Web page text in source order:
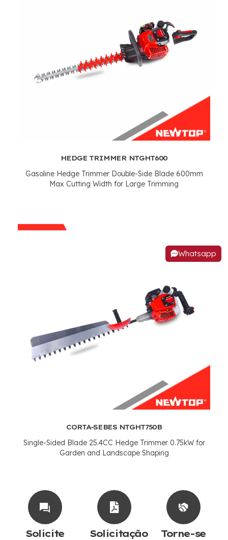
HEDGE TRIMMER NTGHT600
Gasoline Hedge Trimmer Double-Side Blade 600mm
Max Cutting Width for Large Trimming
CORTA-SEBES NTGHT750B
Single-Sided Blade 25.4CC Hedge Trimmer 0.75kW for
Garden and Landscape Shaping
Solicite
Solicitação
Torne-se
Whatsapp